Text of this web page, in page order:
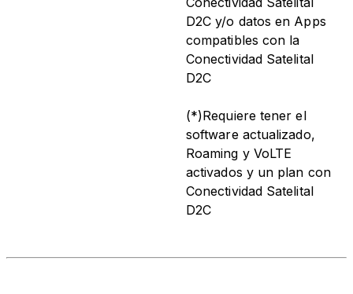
D2C y/o datos en Apps
compatibles con la
Conectividad Satelital
D2C
(*)Requiere tener el
software actualizado,
Roaming y VoLTE
activados y un plan con
Conectividad Satelital
D2C